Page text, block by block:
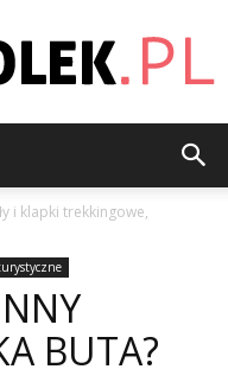
i klapki trekkingowe,
BUTA?